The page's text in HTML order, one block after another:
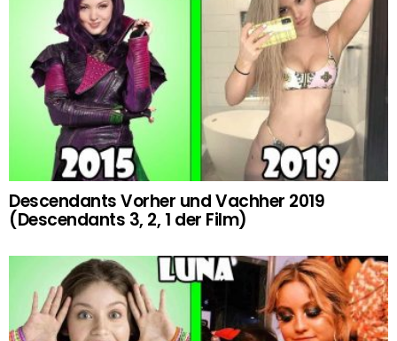
Descendants Vorher und Vachher 2019
(Descendants 3, 2, 1 der Film)